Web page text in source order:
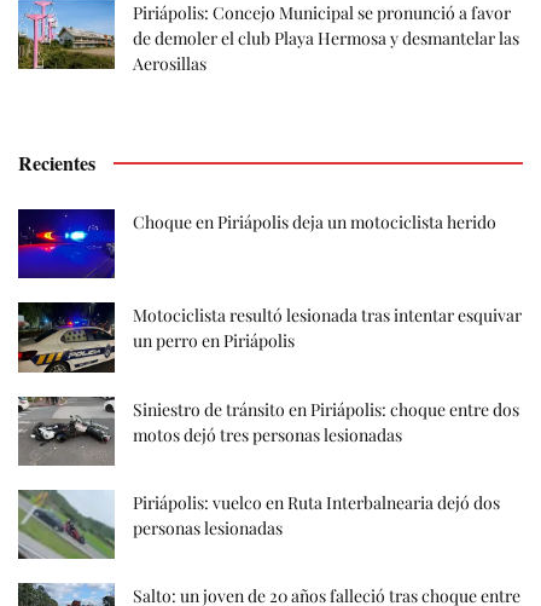
Piriápolis: Concejo Municipal se pronunció a favor
de demoler el club Playa Hermosa y desmantelar las
Aerosillas
Recientes
Choque en Piriápolis deja un motociclista herido
Motociclista resultó lesionada tras intentar esquivar
un perro en Piriápolis
Siniestro de tránsito en Piriápolis: choque entre dos
motos dejó tres personas lesionadas
Piriápolis: vuelco en Ruta Interbalnearia dejó dos
personas lesionadas
Salto: un joven de 20 años falleció tras choque entre